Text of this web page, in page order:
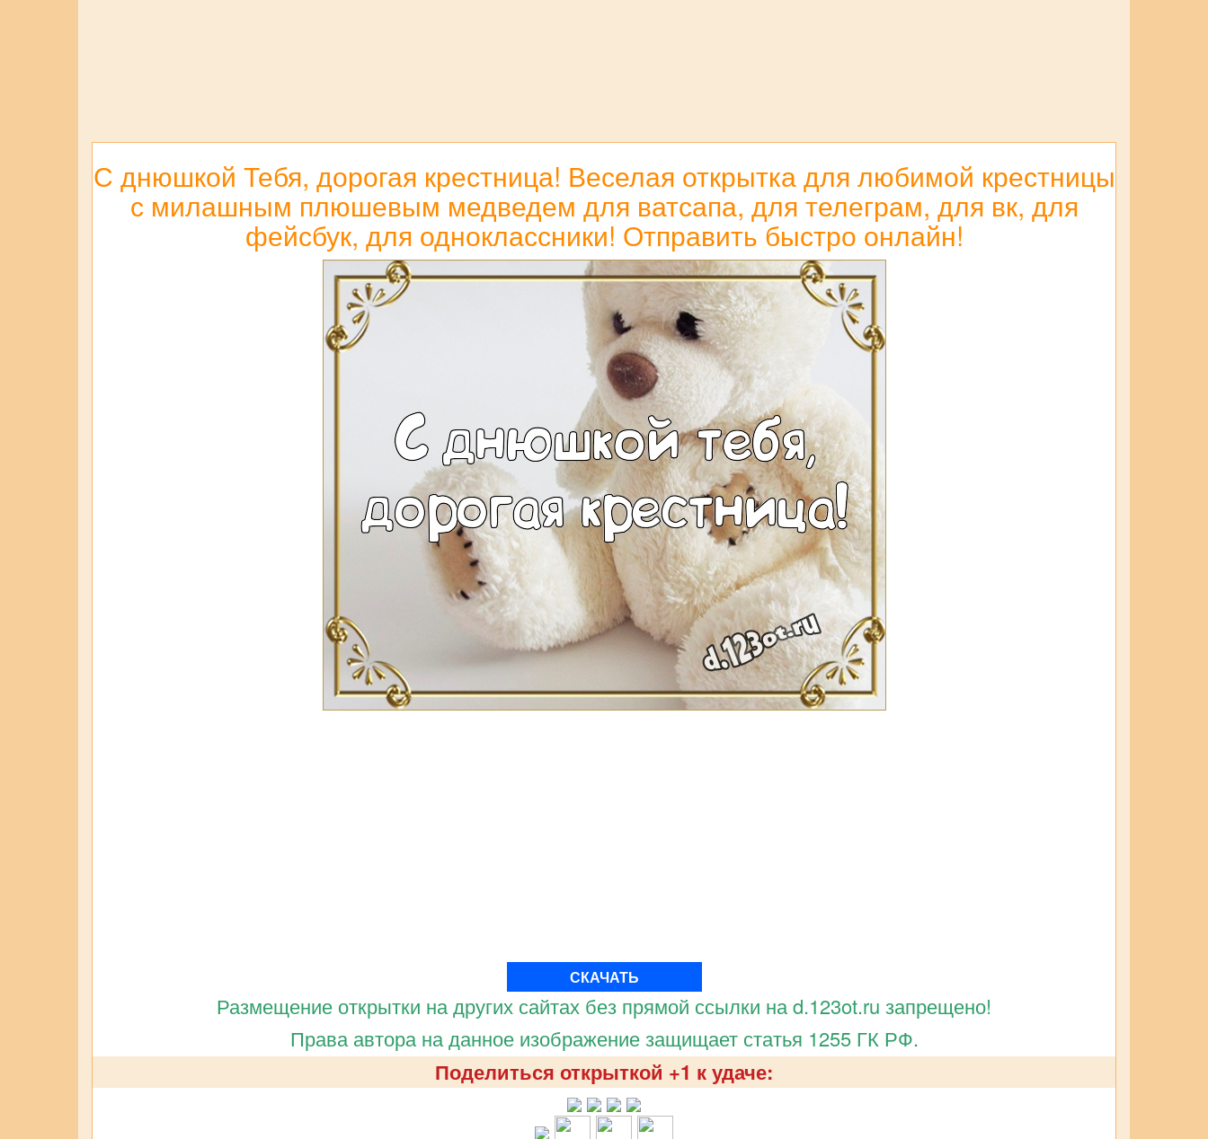
С днюшкой Тебя, дорогая крестница! Веселая открытка для любимой крестницы
с милашным плюшевым медведем для ватсапа, для телеграм, для вк, для
фейсбук, для одноклассники! Отправить быстро онлайн!
СКАЧАТЬ
Размещение открытки на других сайтах без прямой ссылки на d.123ot.ru запрещено!
Права автора на данное изображение защищает статья 1255 ГК РФ.
Поделиться открыткой +1 к удаче: